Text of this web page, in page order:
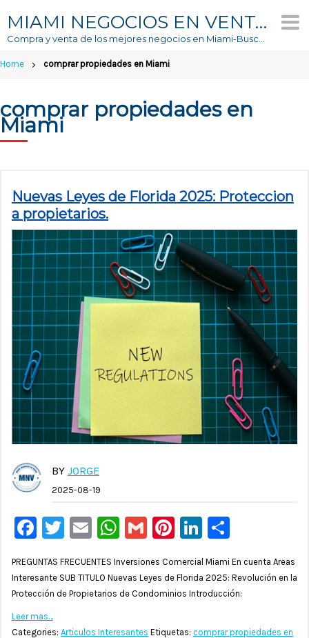
content
MIAMI NEGOCIOS EN VENTA
Home comprar propiedades en Miami
comprar propiedades en
Miami
Nuevas Leyes de Florida 2025: Proteccion
a propietarios.
BY JORGE
2025-08-19
Facebook
Twitter
EmailWhatsApp
GmailPinterest
LinkedIn
PREGUNTAS FRECUENTES Inversiones Comercial Miami En cuenta Areas
Interesante SUB TITULO Nuevas Leyes de Florida 2025: Revolución en la
Protección de Propietarios de Condominios Introducción:
Leer mas…
Categories: Articulos Interesantes Etiquetas: comprar propiedades en